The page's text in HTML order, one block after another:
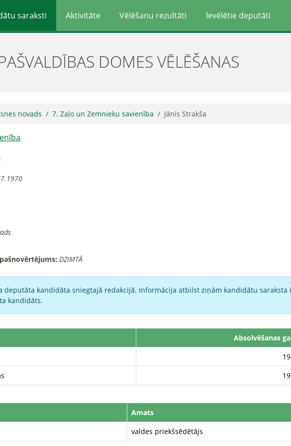
saraksti Aktivitāte Vēlēšanu rezultāti Ievēlētie deputāti
DOMES VĒLĒŠANAS
novads 7. Zaļo un Zemnieku savienība Jānis Strakša
DZIMTĀ
deputāta kandidāta sniegtajā redakcijā. Informācija atbilst ziņām kandidātu saraksta
kandidāts.
Absolvēšanas
Amats
valdes priekšsēdētājs